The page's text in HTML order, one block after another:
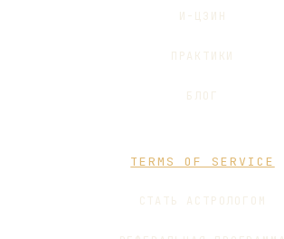
И-ЦЗИН
ПРАКТИКИ
БЛОГ
TERMS OF SERVICE
СТАТЬ АСТРОЛОГОМ